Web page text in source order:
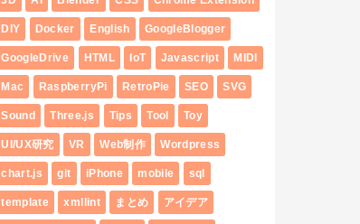
DIY Docker English GoogleBlogger
GoogleDrive HTML IoT Javascript MIDI
Mac RaspberryPi RetroPie SEO SVG
Sound Three.js Tips Tool Toy
UI/UX研究 VR Web制作 Wordpress
chart.js git iPhone mobile sql
template xmllint まとめ アイデア